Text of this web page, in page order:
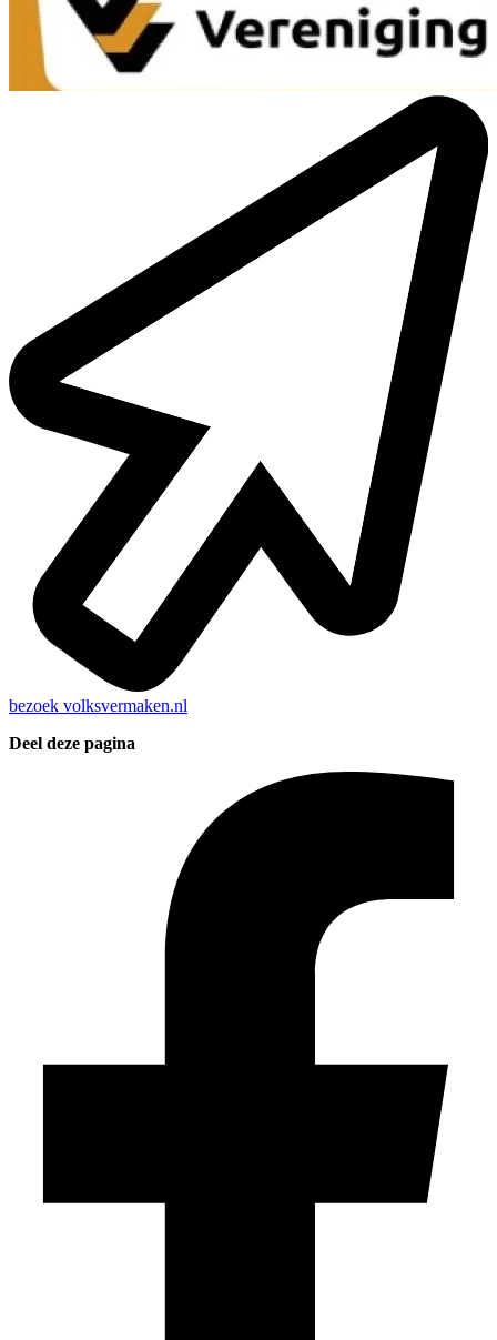
bezoek volksvermaken.nl
Deel deze pagina